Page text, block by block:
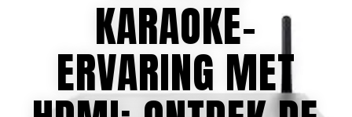
KARAOKE-
ERVARING MET